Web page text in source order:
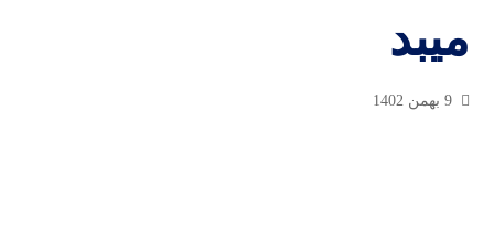
میبد
9 بهمن 1402